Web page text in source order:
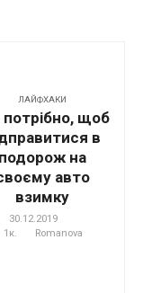
ЛАЙФХАКИ
щоб
в
подорож на
авто
взимку
30.12.2019
1к.
Romanova